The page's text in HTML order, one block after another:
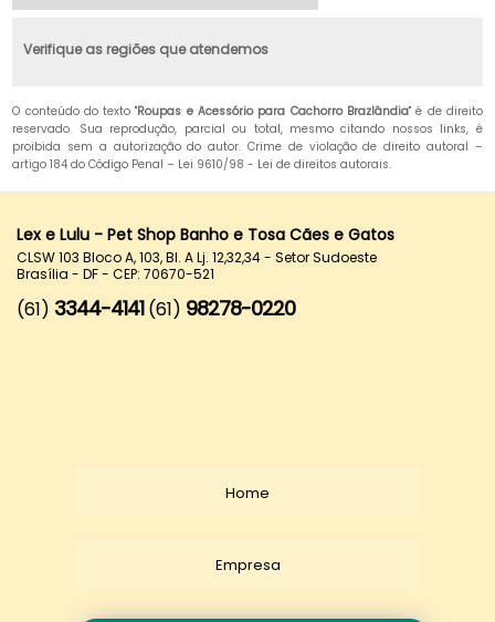
Verifique as regiões que atendemos
O conteúdo do texto "Roupas e Acessório para Cachorro Brazlândia" é de direito
reservado. Sua reprodução, parcial ou total, mesmo citando nossos links, é
proibida sem a autorização do autor. Crime de violação de direito autoral –
artigo 184 do Código Penal – Lei 9610/98 - Lei de direitos autorais.
Lex e Lulu - Pet Shop Banho e Tosa Cães e Gatos
CLSW 103 Bloco A, 103, Bl. A Lj. 12,32,34 - Setor Sudoeste
Brasília - DF - CEP: 70670-521
(61) 3344-4141 (61) 98278-0220
Home
Empresa